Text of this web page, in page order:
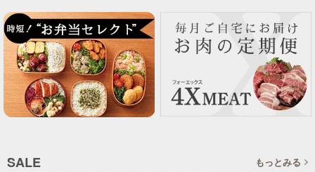
SALE もっとみる